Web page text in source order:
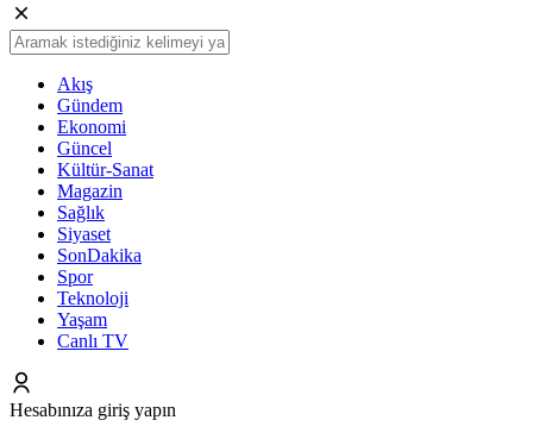
Akış
Gündem
Ekonomi
Güncel
Kültür-Sanat
Magazin
Sağlık
Siyaset
SonDakika
Spor
Teknoloji
Yaşam
Canlı TV
Hesabınıza giriş yapın